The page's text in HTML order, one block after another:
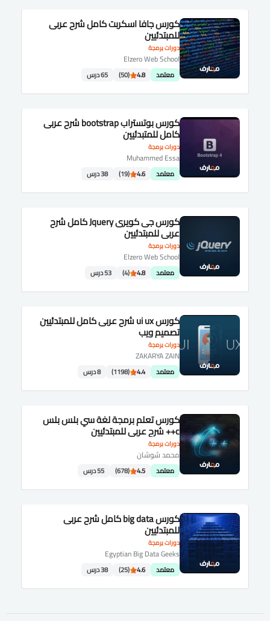
دورات برمجة
كورس جافا اسكربت كامل شرح عربى
للمبتدئيين
Elzero Web School
معتمد 4.8
(50) 65 درس
دورات برمجة
كورس بوتستراب bootstrap شرح عربى
كامل للمتبدئيين
Muhammed Essa
معتمد 4.6
(19) 38 درس
دورات برمجة
كورس جى كويرى Jquery كامل شرح
عربى للمبتدئيين
Elzero Web School
معتمد 4.8
(4) 53 درس
دورات برمجة
كورس ui ux شرح عربى كامل للمبتدئيين
تصميم ويب
ZAKARYA ZAIN
معتمد 4.4
(1198) 8 درس
دورات برمجة
كورس تعلم برمجة لغة سي بلس بلس
c++ شرح عربى للمبتدئيين
محمد شوشان
معتمد 4.5
(678) 55 درس
دورات برمجة
كورس big data كامل شرح عربى
للمبتدئيين
Egyptian Big Data Geeks
معتمد 4.6
(25) 38 درس